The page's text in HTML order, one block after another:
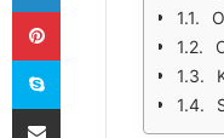
Pinterest
Skype
E-Posta ile paylaş